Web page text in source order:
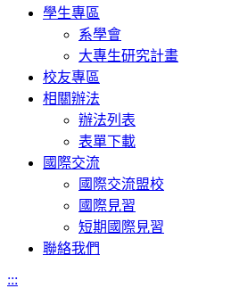
學生專區
系學會
大專生研究計畫
校友專區
相關辦法
辦法列表
表單下載
國際交流
國際交流盟校
國際見習
短期國際見習
聯絡我們
:::